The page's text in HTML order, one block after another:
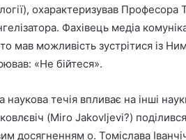
охарактеризував Професора
Фахівець медіа
мав можливість зустрітися із
«Не бійтеся».
наукова течія впливає на інші
(Miro Jakovljevi?)
досягненням о. Томіслава